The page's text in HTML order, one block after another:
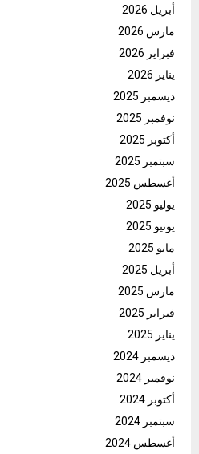
أبريل 2026
مارس 2026
فبراير 2026
يناير 2026
ديسمبر 2025
نوفمبر 2025
أكتوبر 2025
سبتمبر 2025
أغسطس 2025
يوليو 2025
يونيو 2025
مايو 2025
أبريل 2025
مارس 2025
فبراير 2025
يناير 2025
ديسمبر 2024
نوفمبر 2024
أكتوبر 2024
سبتمبر 2024
أغسطس 2024